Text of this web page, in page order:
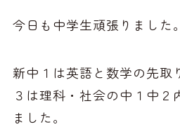
今日も中学生頑張りました。
新中１は英語と数学の先取
３は理科・社会の中１中２
ました。